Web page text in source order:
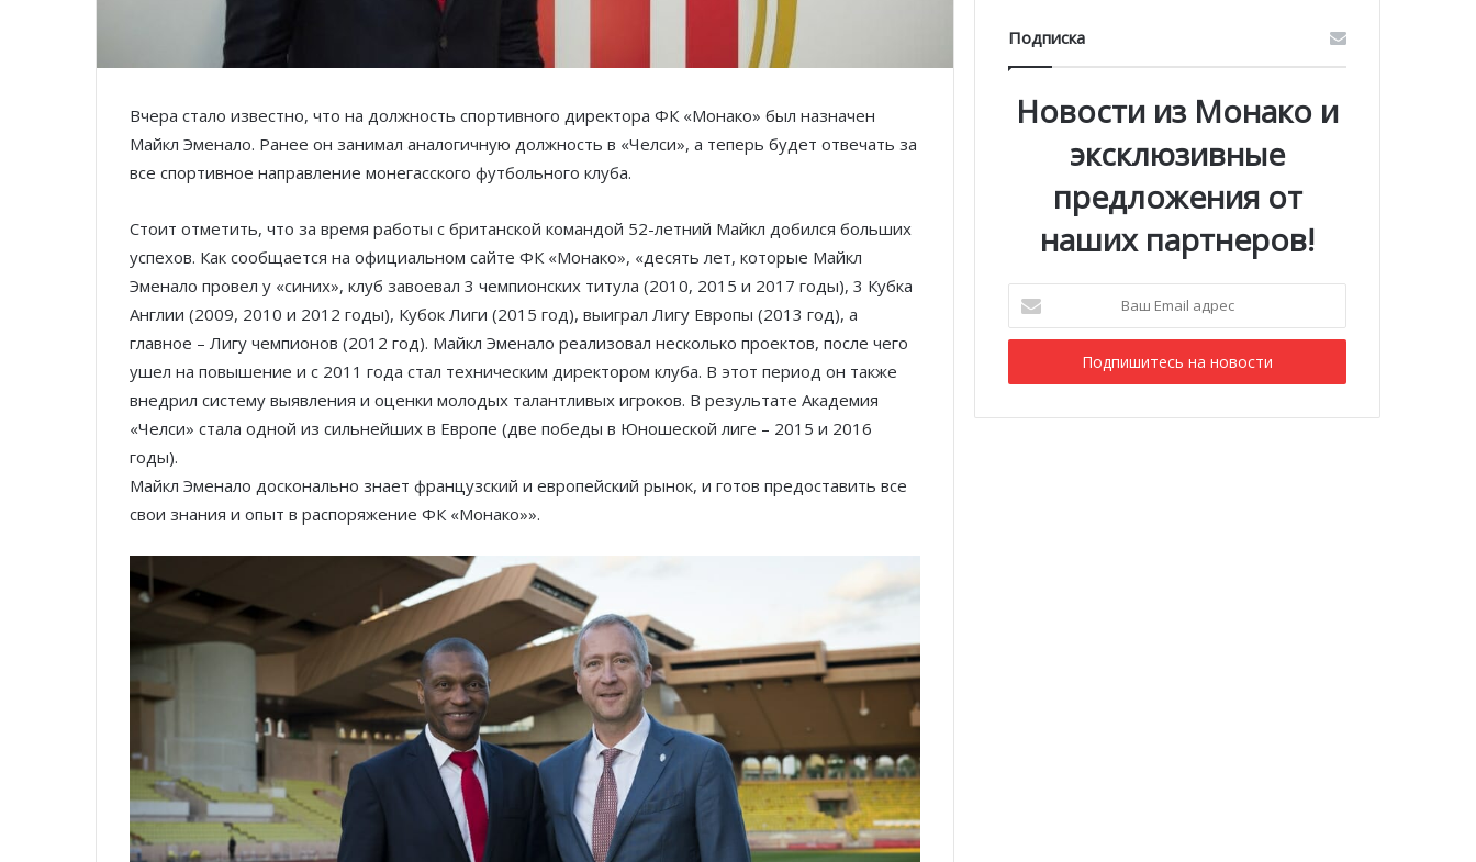
Вчера стало известно, что на должность спортивного директора ФК «Монако» был назначен
Майкл Эменало. Ранее он занимал аналогичную должность в «Челси», а теперь будет отвечать за
все спортивное направление монегасского футбольного клуба.
Стоит отметить, что за время работы с британской командой 52-летний Майкл добился больших
успехов. Как сообщается на официальном сайте ФК «Монако», «десять лет, которые Майкл
Эменало провел у «синих», клуб завоевал 3 чемпионских титула (2010, 2015 и 2017 годы), 3 Кубка
Англии (2009, 2010 и 2012 годы), Кубок Лиги (2015 год), выиграл Лигу Европы (2013 год), а
главное – Лигу чемпионов (2012 год). Майкл Эменало реализовал несколько проектов, после чего
ушел на повышение и с 2011 года стал техническим директором клуба. В этот период он также
внедрил систему выявления и оценки молодых талантливых игроков. В результате Академия
«Челси» стала одной из сильнейших в Европе (две победы в Юношеской лиге – 2015 и 2016
годы).
Майкл Эменало досконально знает французский и европейский рынок, и готов предоставить все
свои знания и опыт в распоряжение ФК «Монако»».
Подписка
Новости из Монако и
эксклюзивные
предложения от
наших партнеров!
Email
адрес